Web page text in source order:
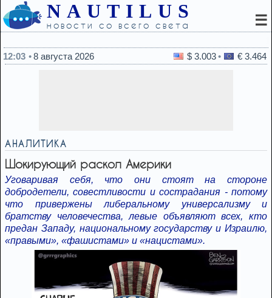
NAUTILUS
новости со всего света ☰
12:03
8 августа 2026 $ 3.003 € 3.464
АНАЛИТИКА
Шокирующий раскол Америки
Уговаривая себя, что они стоят на стороне
добродетели, совестливости и сострадания - потому
что привержены либеральному универсализму и
братству человечества, левые объявляют всех, кто
предан Западу, национальному государству и Израилю,
«правыми», «фашистами» и «нацистами».